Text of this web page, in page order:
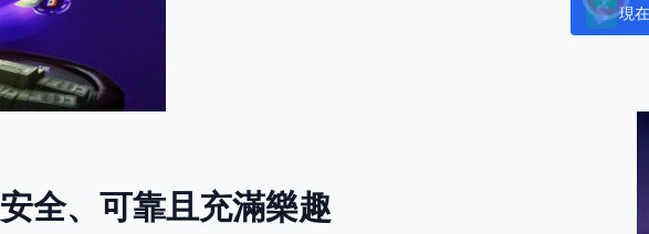
現
安全、可靠且充滿樂趣